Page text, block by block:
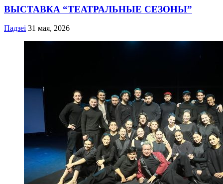
ВЫСТАВКА “ТЕАТРАЛЬНЫЕ СЕЗОНЫ”
Падзеі 31 мая, 2026